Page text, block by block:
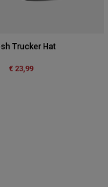
Trucker Hat
from
€ 23,99